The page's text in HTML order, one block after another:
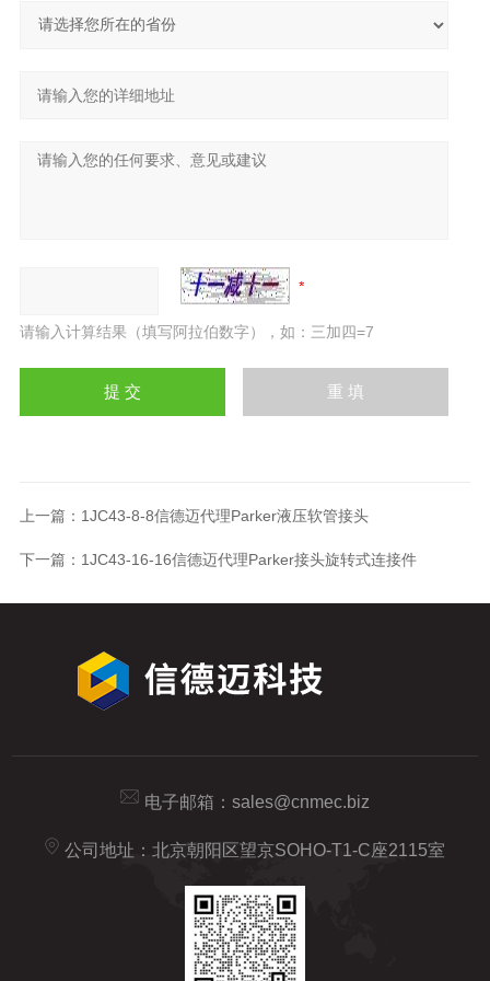
请输入计算结果（填写阿拉伯数字），如：三加四=7
上一篇： 1JC43-8-8信德迈代理Parker液压软管接头
下一篇： 1JC43-16-16信德迈代理Parker接头旋转式连接件
电子邮箱： sales@cnmec.biz
公司地址：北京朝阳区望京SOHO-T1-C座2115室